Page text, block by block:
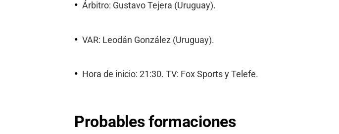
Árbitro: Gustavo Tejera (Uruguay).
VAR: Leodán González (Uruguay).
Hora de inicio: 21:30. TV: Fox Sports y Telefe.
Probables formaciones